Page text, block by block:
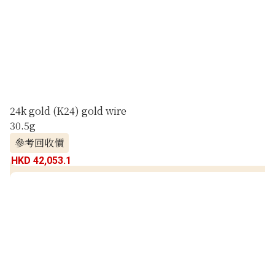
24k gold (K24) gold wire
30.5g
參考回收價
HKD 42,053.1